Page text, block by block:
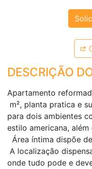
DESCRIÇÃO
Apartamento
m², planta pratica e
para dois ambientes
estilo americana,
Área íntima dispõe
A localização
onde tudo pode e